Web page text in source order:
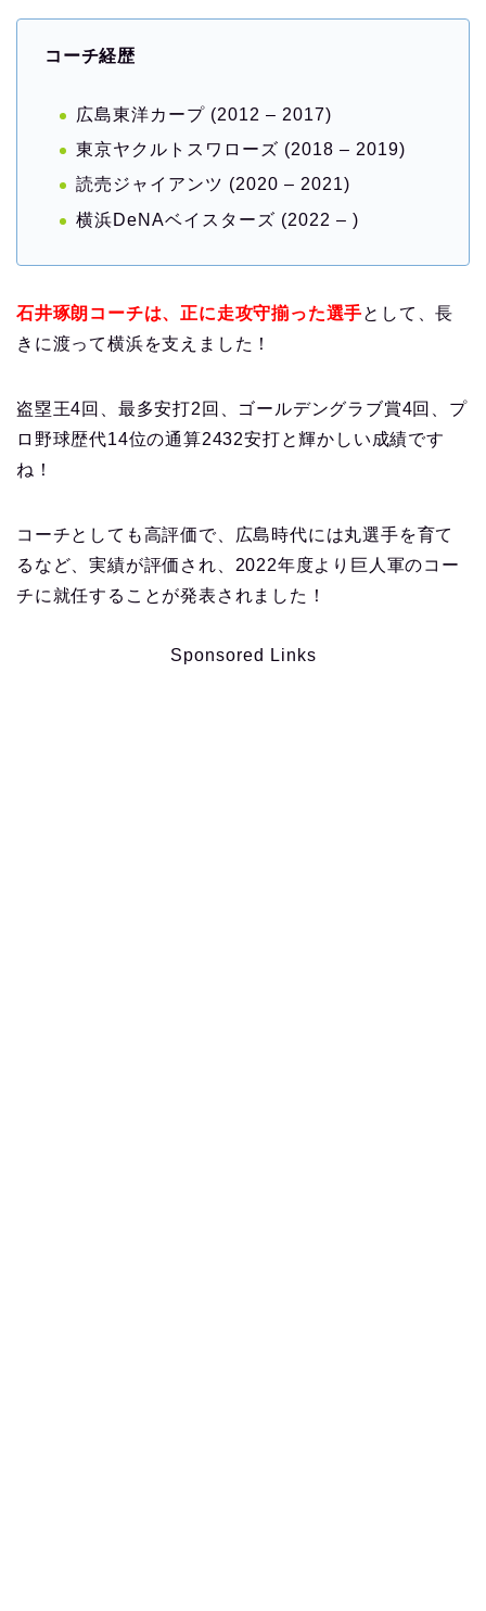
コーチ経歴
広島東洋カープ (2012 – 2017)
東京ヤクルトスワローズ (2018 – 2019)
読売ジャイアンツ (2020 – 2021)
横浜DeNAベイスターズ (2022 – )
石井琢朗コーチは、正に走攻守揃った選手として、長
きに渡って横浜を支えました！
盗塁王4回、最多安打2回、ゴールデングラブ賞4回、プ
ロ野球歴代14位の通算2432安打と輝かしい成績です
ね！
コーチとしても高評価で、広島時代には丸選手を育て
るなど、実績が評価され、2022年度より巨人軍のコー
チに就任することが発表されました！
Sponsored Links